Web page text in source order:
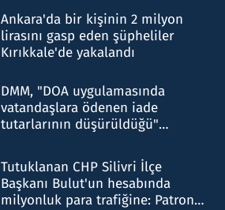
Ankara'da bir kişinin 2 milyon
lirasını gasp eden şüpheliler
Kırıkkale'de yakalandı
DMM, "DOA uygulamasında
vatandaşlara ödenen iade
tutarlarının düşürüldüğü"
Tutuklanan CHP Silivri İlçe
Başkanı Bulut'un hesabında
milyonluk para trafiğine: Patron